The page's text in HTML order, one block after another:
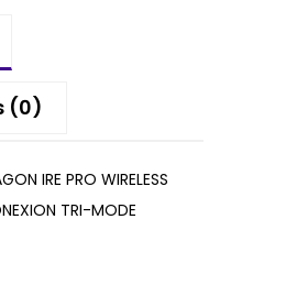
(0)
IRE PRO WIRELESS
TRI-MODE